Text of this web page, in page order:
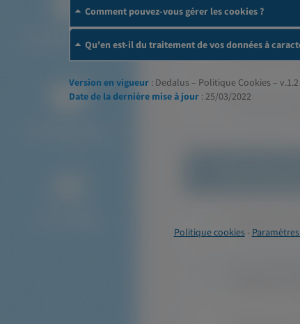
Comment pouvez-vous gérer les cookies ?
Qu'en est-il du traitement de vos données à
Version en vigueur : Dedalus – Politique Cookies – v.1.2
Date de la dernière mise à jour : 25/03/2022
Politique cookies-